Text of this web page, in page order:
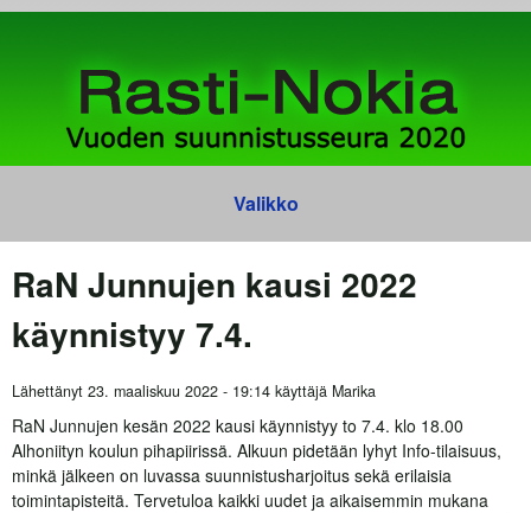
Valikko
RaN Junnujen kausi 2022
käynnistyy 7.4.
Lähettänyt 23. maaliskuu 2022 - 19:14 käyttäjä Marika
RaN Junnujen kesän 2022 kausi käynnistyy to 7.4. klo 18.00
Alhoniityn koulun pihapiirissä. Alkuun pidetään lyhyt Info-tilaisuus,
minkä jälkeen on luvassa suunnistusharjoitus sekä erilaisia
toimintapisteitä. Tervetuloa kaikki uudet ja aikaisemmin mukana